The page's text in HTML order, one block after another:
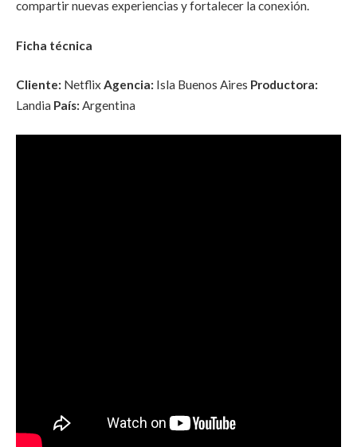
compartir nuevas experiencias y fortalecer la conexión.
Ficha técnica
Cliente: NetflixAgencia: Isla Buenos Aires Productora:
Landia País: Argentina